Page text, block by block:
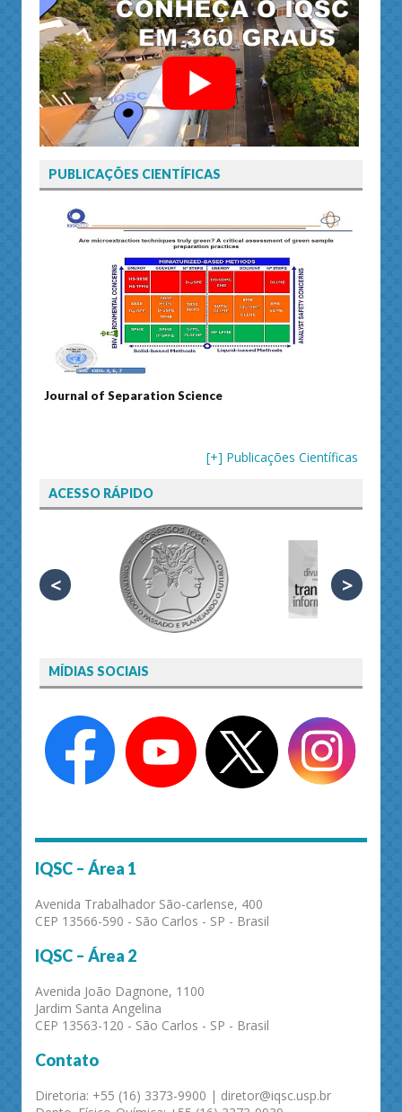
PUBLICAÇÕES CIENTÍFICAS
Journal of Separation Science
[+] Publicações Científicas
ACESSO RÁPIDO
< >
MÍDIAS SOCIAIS
IQSC – Área 1
Avenida Trabalhador São-carlense, 400
CEP 13566-590 - São Carlos - SP - Brasil
IQSC – Área 2
Avenida João Dagnone, 1100
Jardim Santa Angelina
CEP 13563-120 - São Carlos - SP - Brasil
Contato
Diretoria: +55 (16) 3373-9900 | diretor@iqsc.usp.br